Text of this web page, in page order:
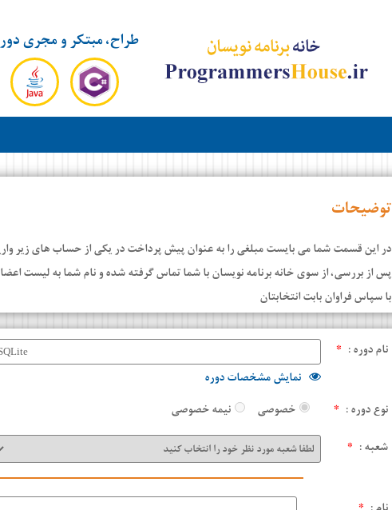
طراح، مبتکر و مجری
توضیحات
در این قسمت شما می بایست مبلغی را به عنوان پیش پرداخت در یکی از حساب های زیر
پس از بررسی، از سوی خانه برنامه نویسان با شما تماس گرفته شده و نام شما به لیست
با سپاس فراوان بابت انتخابتان
نام دوره : *
نمایش مشخصات دوره
نوع دوره : * خصوصی
نیمه خصوصی
شعبه : *